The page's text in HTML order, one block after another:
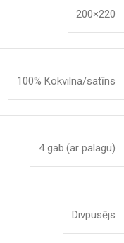
200×220
100% Kokvilna/satīns
4 gab.(ar palagu)
Divpusējs